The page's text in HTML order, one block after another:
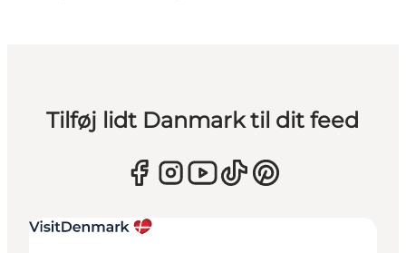
Tilføj lidt Danmark til dit feed